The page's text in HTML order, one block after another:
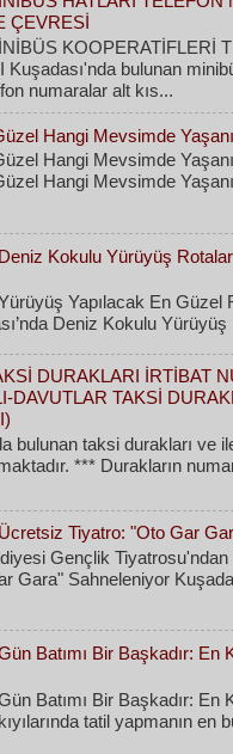
ÇEVRESİ
KOOPERATİFLERİ
Kuşadası'nda bulunan
numaralar alt kıs...
Hangi Mevsimde
Hangi Mevsimde
Hangi Mevsimde
Deniz Kokulu Yürüyüş
Yapılacak En Güzel
Deniz Kokulu Yürüyüş
DURAKLARI İRTİBAT
DAVUTLAR TAKSİ
bulunan taksi durakları ve
*** Durakların
Tiyatro: "Oto Gar
Gençlik
Gara" Sahneleniyor
Batımı Bir Başkadır: En
Batımı Bir Başkadır: En
tatil yapmanın en